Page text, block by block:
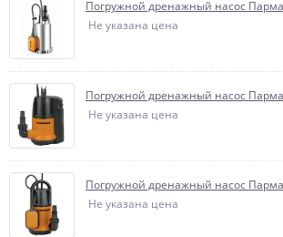
Погружной дренажный насос
Не указана цена
Погружной дренажный насос
Не указана цена
Погружной дренажный насос
Не указана цена